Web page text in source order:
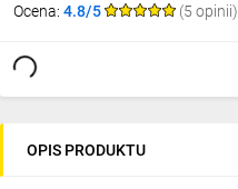
Ocena: 4.8/5 (5 opinii)
OPIS PRODUKTU